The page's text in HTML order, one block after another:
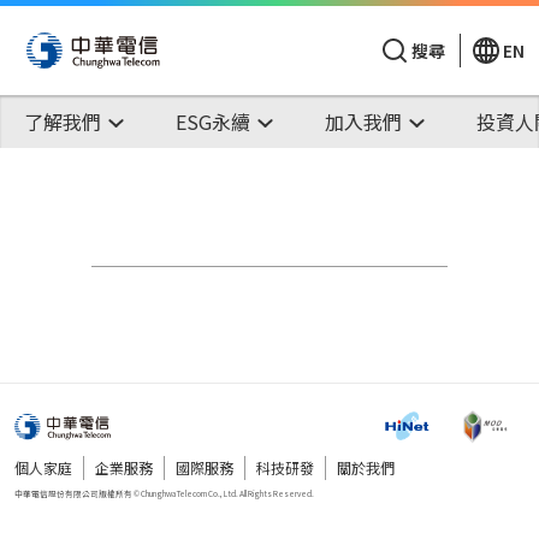
搜尋 EN
了解我們 ESG永續 加入我們 投資
個人家庭 企業服務 國際服務 科技研發 關於我們